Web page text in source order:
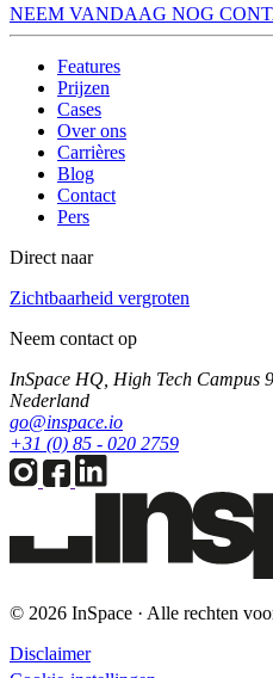
NEEM VANDAAG NOG
Features
Prijzen
Cases
Over ons
Carrières
Blog
Contact
Pers
Direct naar
Zichtbaarheid vergroten
Neem contact op
InSpace HQ, High Tech Campus
Nederland
go@inspace.io
+31 (0) 85 - 020 2759
© 2026 InSpace · Alle rechten
Disclaimer